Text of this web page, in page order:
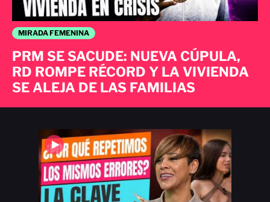
MIRADA FEMENINA
PRM SE SACUDE: NUEVA CÚPULA,
RD ROMPE RÉCORD Y LA VIVIENDA
SE ALEJA DE LAS FAMILIAS